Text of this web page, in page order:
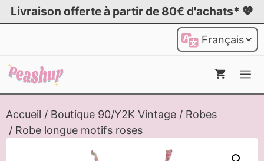
Aller
au
Livraison offerte à partir de 80€ d'achats* 💖
Choisir
une
langue
Accueil / Boutique 90/Y2K Vintage / Robes
/ Robe longue motifs roses